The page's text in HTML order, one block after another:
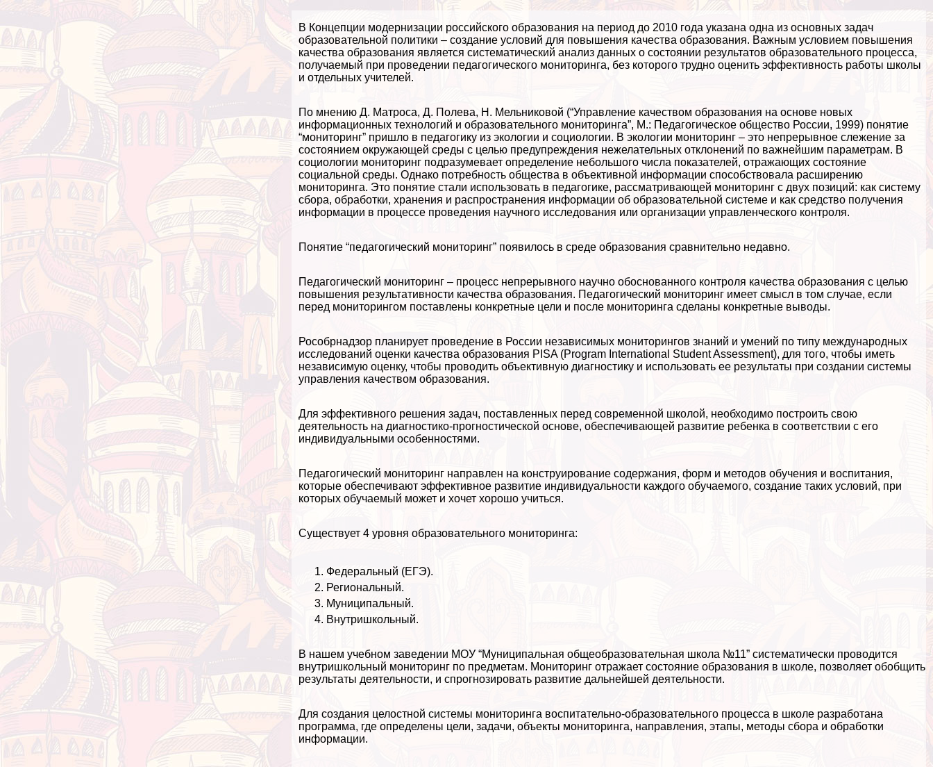
В Концепции модернизации российского образования на период до 2010 года указана одна из основных задач
образовательной политики – создание условий для повышения качества образования. Важным условием повышения
качества образования является систематический анализ данных о состоянии результатов образовательного процесса,
получаемый при проведении педагогического мониторинга, без которого трудно оценить эффективность работы школы
и отдельных учителей.
По мнению Д. Матроса, Д. Полева, Н. Мельниковой (“Управление качеством образования на основе новых
информационных технологий и образовательного мониторинга”, М.: Педагогическое общество России, 1999) понятие
“мониторинг” пришло в педагогику из экологии и социологии. В экологии мониторинг – это непрерывное слежение за
состоянием окружающей среды с целью предупреждения нежелательных отклонений по важнейшим параметрам. В
социологии мониторинг подразумевает определение небольшого числа показателей, отражающих состояние
социальной среды. Однако потребность общества в объективной информации способствовала расширению
мониторинга. Это понятие стали использовать в педагогике, рассматривающей мониторинг с двух позиций: как систему
сбора, обработки, хранения и распространения информации об образовательной системе и как средство получения
информации в процессе проведения научного исследования или организации управленческого контроля.
Понятие “педагогический мониторинг” появилось в среде образования сравнительно недавно.
Педагогический мониторинг – процесс непрерывного научно обоснованного контроля качества образования с целью
повышения результативности качества образования. Педагогический мониторинг имеет смысл в том случае, если
перед мониторингом поставлены конкретные цели и после мониторинга сделаны конкретные выводы.
Рособрнадзор планирует проведение в России независимых мониторингов знаний и умений по типу международных
исследований оценки качества образования PISA (Program International Student Assessment), для того, чтобы иметь
независимую оценку, чтобы проводить объективную диагностику и использовать ее результаты при создании системы
управления качеством образования.
Для эффективного решения задач, поставленных перед современной школой, необходимо построить свою
деятельность на диагностико-прогностической основе, обеспечивающей развитие ребенка в соответствии с его
индивидуальными особенностями.
Педагогический мониторинг направлен на конструирование содержания, форм и методов обучения и воспитания,
которые обеспечивают эффективное развитие индивидуальности каждого обучаемого, создание таких условий, при
которых обучаемый может и хочет хорошо учиться.
Существует 4 уровня образовательного мониторинга:
Федеральный (ЕГЭ).
Региональный.
Муниципальный.
Внутришкольный.
В нашем учебном заведении МОУ “Муниципальная общеобразовательная школа №11” систематически проводится
внутришкольный мониторинг по предметам. Мониторинг отражает состояние образования в школе, позволяет обобщить
результаты деятельности, и спрогнозировать развитие дальнейшей деятельности.
Для создания целостной системы мониторинга воспитательно-образовательного процесса в школе разработана
программа, где определены цели, задачи, объекты мониторинга, направления, этапы, методы сбора и обработки
информации.